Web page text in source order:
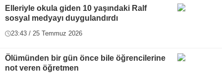
Elleriyle okula giden 10 yaşındaki Ralf
sosyal medyayı duygulandırdı
23:43 / 25 Temmuz 2026
Ölümünden bir gün önce bile öğrencilerine
not veren öğretmen